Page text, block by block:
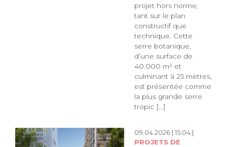
projet hors norme,
tant sur le plan
constructif que
technique. Cette
serre botanique,
d’une surface de
40.000 m² et
culminant à 25 mètres,
est présentée comme
la plus grande serre
tropic [...]
09.04.2026 | 15:04 |
PROJETS DE